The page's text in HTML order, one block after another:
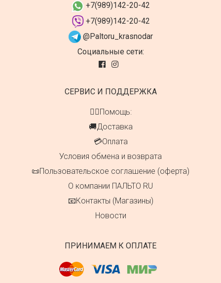
+7(989)142-20-42
+7(989)142-20-42
@Paltoru_krasnodar
Социальные сети:
СЕРВИС И ПОДДЕРЖКА
👍🏻Помощь:
🚚Доставка
💳Оплата
Условия обмена и возврата
📜Пользовательское соглашение (оферта)
О компании ПАЛЬТО RU
📧Контакты (Магазины)
Новости
ПРИНИМАЕМ К ОПЛАТЕ